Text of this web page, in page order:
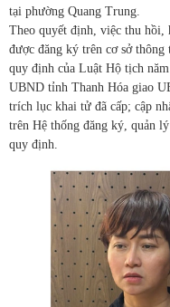
tại phường Quang Trung.
Theo quyết định, việc thu
được đăng ký trên cơ sở
quy định của Luật Hộ tịch năm
UBND tỉnh Thanh Hóa giao
trích lục khai tử đã cấp; cập
trên Hệ thống đăng ký, quản
quy định.